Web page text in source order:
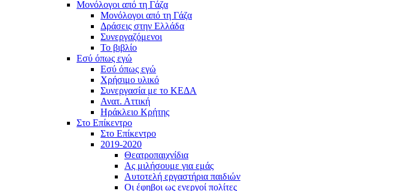
Μονόλογοι από τη Γάζα
Μονόλογοι από τη Γάζα
Δράσεις στην Ελλάδα
Συνεργαζόμενοι
To βιβλίο
Εσύ όπως εγώ
Εσύ όπως εγώ
Χρήσιμο υλικό
Συνεργασία με το ΚΕΔΑ
Ανατ. Αττική
Ηράκλειο Κρήτης
Στο Επίκεντρο
Στο Επίκεντρο
2019-2020
Θεατροπαιχνίδια
Ας μιλήσουμε για εμάς
Αυτοτελή εργαστήρια παιδιών
Οι έφηβοι ως ενεργοί πολίτες